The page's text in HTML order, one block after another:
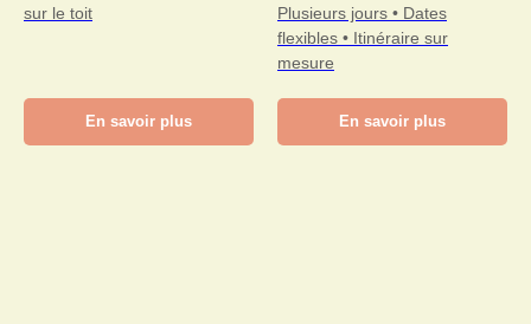
sur le toit
En savoir plus
Plusieurs jours • Dates
flexibles • Itinéraire sur
mesure
En savoir plus